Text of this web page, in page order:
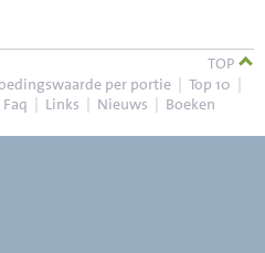
TOP
per portie | Top 10 |
Faq | Links | Nieuws | Boeken